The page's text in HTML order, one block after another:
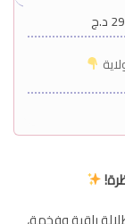
د.ج